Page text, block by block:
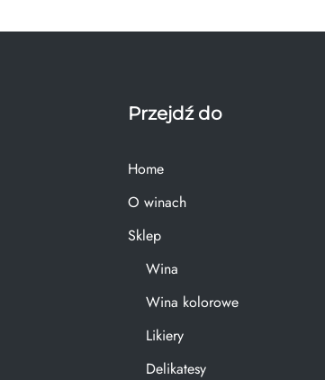
Przejdź do
Home
O winach
Sklep
Wina
Wina kolorowe
Likiery
Delikatesy